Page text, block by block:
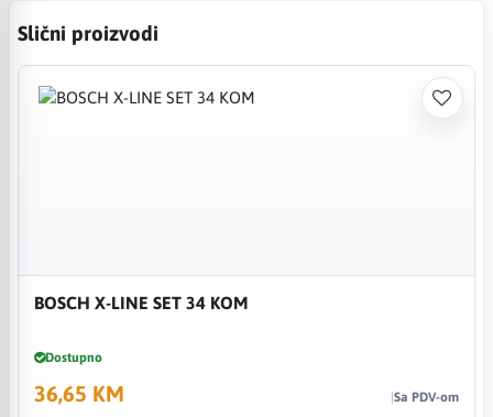
Slični proizvodi
BOSCH X-LINE SET 34 KOM
Dostupno
36,65 KM Sa PDV-om